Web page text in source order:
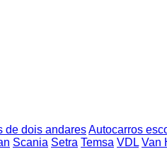
de dois andaresAutocarros
Scania Setra Temsa VDL Van